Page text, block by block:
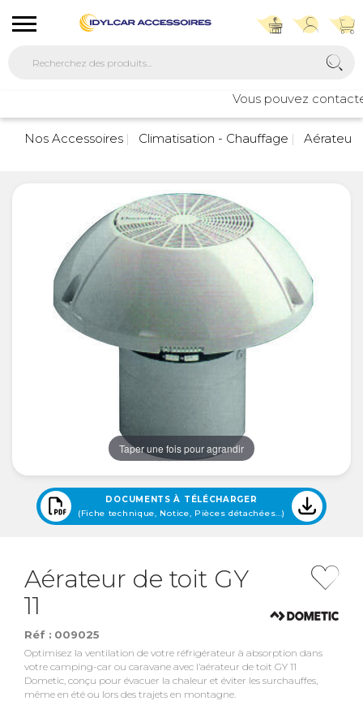
Vous pouvez
Nos Accessoires
Climatisation - Chauffage Aérateur
Taper une fois pour agrandir
DOCUMENTS À TÉLÉCHARGER
(Fiche technique, Notice, Pièces détachées...)
Aérateur de toit GY
11
Réf : 009025
Optimisez la ventilation de votre réfrigérateur à absorption dans
votre camping-car ou caravane avec l’aérateur de toit GY 11
Dometic, conçu pour évacuer la chaleur et éviter les surchauffes,
même en été ou lors des trajets en montagne.